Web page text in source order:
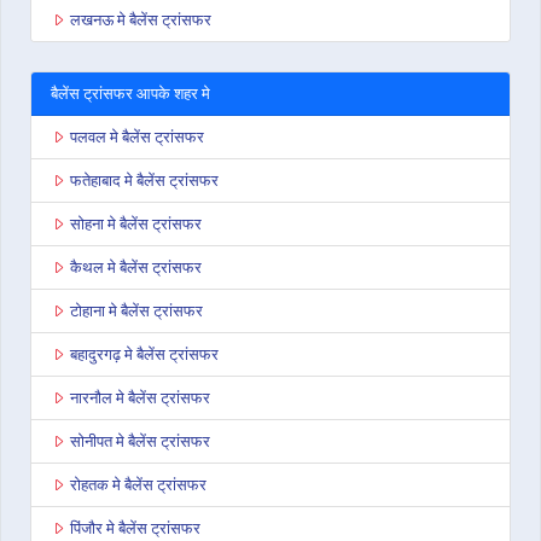
लखनऊ मे बैलेंस ट्रांसफर
बैलेंस ट्रांसफर आपके शहर मे
पलवल मे बैलेंस ट्रांसफर
फतेहाबाद मे बैलेंस ट्रांसफर
सोहना मे बैलेंस ट्रांसफर
कैथल मे बैलेंस ट्रांसफर
टोहाना मे बैलेंस ट्रांसफर
बहादुरगढ़ मे बैलेंस ट्रांसफर
नारनौल मे बैलेंस ट्रांसफर
सोनीपत मे बैलेंस ट्रांसफर
रोहतक मे बैलेंस ट्रांसफर
पिंजौर मे बैलेंस ट्रांसफर